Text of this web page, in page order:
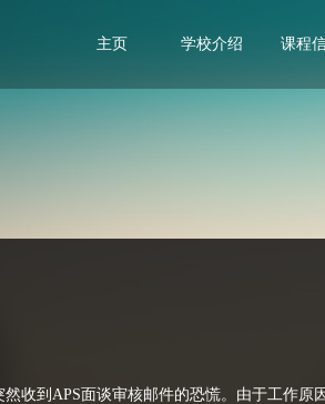
主页 学校介绍 课程
收到APS面谈审核邮件的恐慌。由于工作